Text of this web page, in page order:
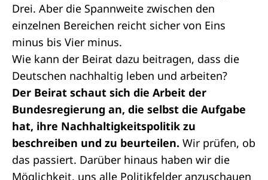
Drei. Aber die Spannweite zwischen den
einzelnen Bereichen reicht sicher von Eins
minus bis Vier minus.
Wie kann der Beirat dazu beitragen, dass die
Deutschen nachhaltig leben und arbeiten?
Der Beirat schaut sich die Arbeit der
Bundesregierung an, die selbst die Aufgabe
hat, ihre Nachhaltigkeitspolitik zu
beschreiben und zu beurteilen. Wir prüfen, ob
das passiert. Darüber hinaus haben wir die
Möglichkeit, uns alle Politikfelder anzuschauen